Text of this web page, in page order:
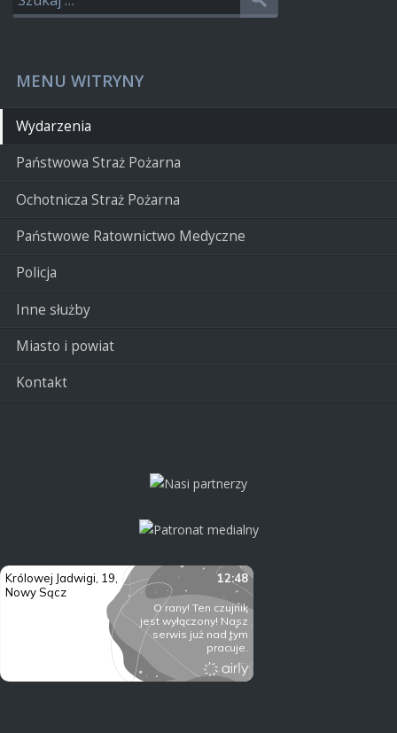
MENU WITRYNY
Wydarzenia
Państwowa Straż Pożarna
Ochotnicza Straż Pożarna
Państwowe Ratownictwo Medyczne
Policja
Inne służby
Miasto i powiat
Kontakt